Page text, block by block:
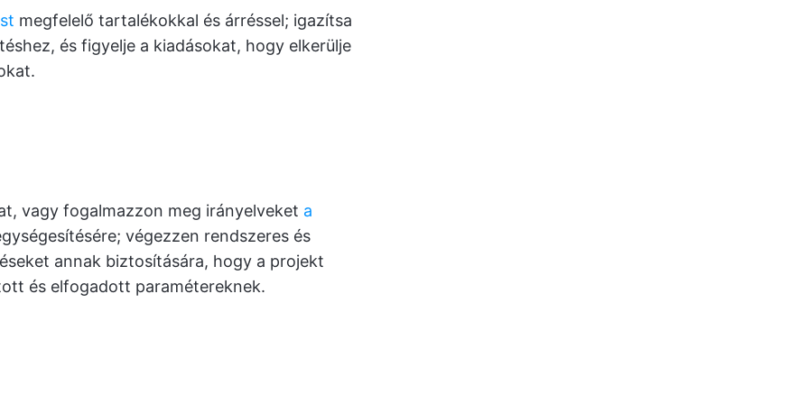
megfelelő tartalékokkal és árréssel; igazítsa
és figyelje a kiadásokat, hogy elkerülje
vagy fogalmazzon meg irányelveket a
végezzen rendszeres és
annak biztosítására, hogy a projekt
és elfogadott paramétereknek.